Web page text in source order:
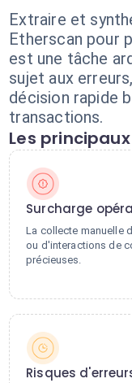
Extraire et
Etherscan pour
est une tâche
sujet aux
décision rapide
transactions.
Les
Surcharge
La collecte manuelle
ou d'interactions de
précieuses.
Risques